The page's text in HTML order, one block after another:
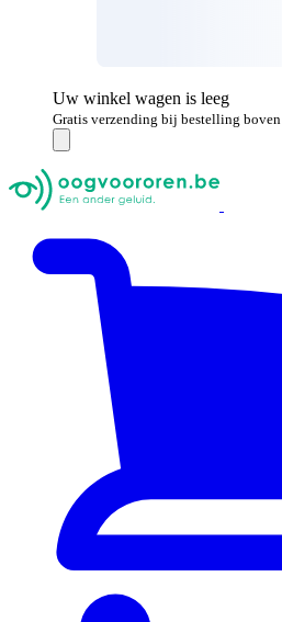
Uw winkel wagen is leeg
Gratis verzending bij bestelling boven